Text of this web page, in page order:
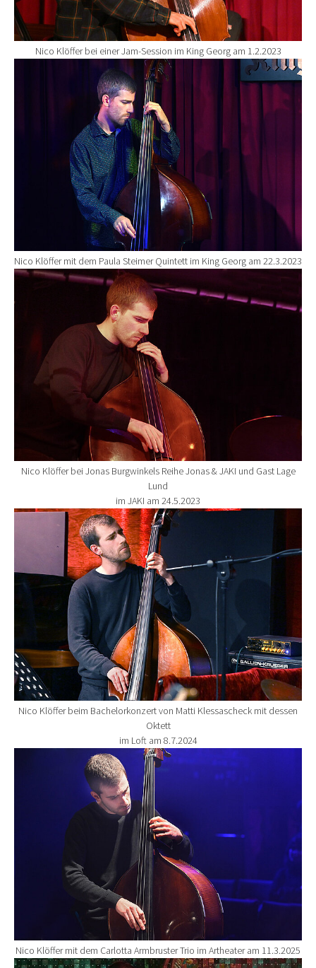
Nico Klöffer bei einer Jam-Session im King Georg am 1.2.2023
Show larger version for:
Nico Klöffer mit dem Paula Steimer Quintett im King Georg am 22.3.2023
Show larger version for:
Nico Klöffer bei Jonas Burgwinkels Reihe Jonas & JAKI und Gast Lage
Lund
im JAKI am 24.5.2023
Show larger version for:
Nico Klöffer beim Bachelorkonzert von Matti Klessascheck mit dessen
Oktett
im Loft am 8.7.2024
Show larger version for:
Nico Klöffer mit dem Carlotta Armbruster Trio im Artheater am 11.3.2025